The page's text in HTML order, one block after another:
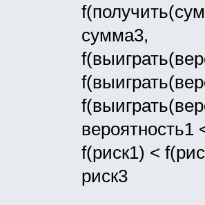
сумма3,
вероятность1
f(риск1) <
риск3